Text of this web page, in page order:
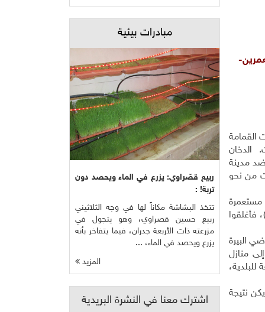
القمامة
الدخان
ضد مدينة
من نحو
مستعمرة
فأغلقوا
البيرة
منازل
نتيجة
مبادرات بيئية
ربيع قصّراوي: يزرع في الماء ويحصد دون
تربة! :
تتخذ البشاشة مكاناً لها في وجه الثلاثيني
ربيع حسين قصراوي، وهو يتجول في
مزرعته ذات الأربعة جدران، فيما يتفاخر بأنه
يزرع ويحصد في الماء، ...
المزيد
اشترك معنا في النشرة البريدية